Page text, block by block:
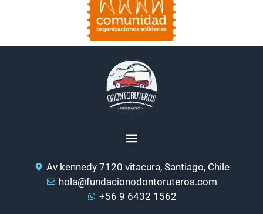
Av kennedy 7120 vitacura, Santiago, Chile
hola@fundacionodontoruteros.com
+56 9 6432 1562